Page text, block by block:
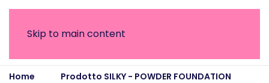
Skip to main content
Home
Prodotto SILKY - POWDER FOUNDATION